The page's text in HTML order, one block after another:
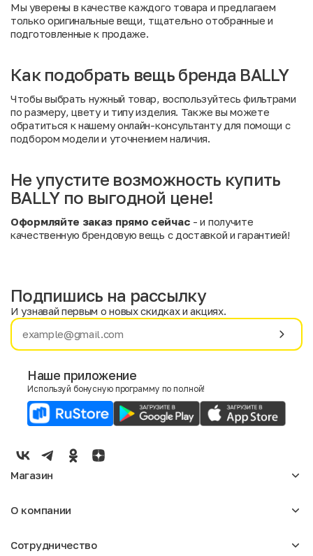
Мы уверены в качестве каждого товара и предлагаем
только оригинальные вещи, тщательно отобранные и
подготовленные к продаже.
Как подобрать вещь бренда BALLY
Чтобы выбрать нужный товар, воспользуйтесь фильтрами
по размеру, цвету и типу изделия. Также вы можете
обратиться к нашему онлайн-консультанту для помощи с
подбором модели и уточнением наличия.
Не упустите возможность купить
BALLY по выгодной цене!
Оформляйте заказ прямо сейчас - и получите
качественную брендовую вещь с доставкой и гарантией!
Имя
E-mail
Мужской
Женский
Подпишись на рассылку
И узнавай первым о новых скидках и акциях.
Наше приложение
Используй бонусную программу по полной!
Магазин
Мужское
О компании
Отзывы
Сотрудничество